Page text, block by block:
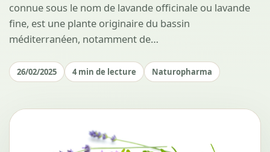
connue sous le nom de lavande officinale ou lavande
fine, est une plante originaire du bassin
méditerranéen, notamment de…
26/02/2025 4 min de lecture Naturopharma